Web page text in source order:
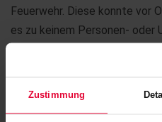
Zustimmung
Feuerwehr. Diese konnte vor
es zu keinem Personen- oder
weder Bevölkerung noch
Ursachenforschung betraut.